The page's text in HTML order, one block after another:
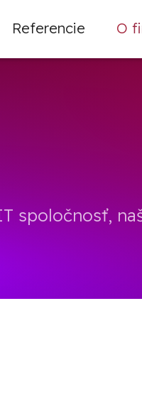
Referencie O
spoločnosť,